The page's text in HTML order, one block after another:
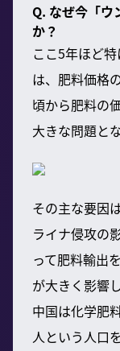
Q. なぜ今「ウ
か？
ここ5年ほど
は、肥料価格
頃から肥料の
大きな問題と
その主な要因
ライナ侵攻の
って肥料輸出
が大きく影響
中国は化学肥
人という人口